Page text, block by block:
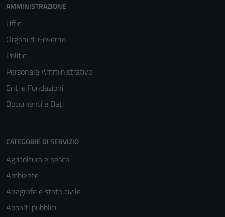
AMMINISTRAZIONE
Uffici
Organi di Governo
Politici
Personale Amministrativo
Enti e Fondazioni
Documenti e Dati
CATEGORIE DI SERVIZIO
Agricoltura e pesca
Ambiente
Anagrafe e stato civile
Appalti pubblici